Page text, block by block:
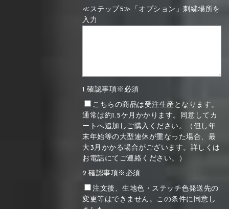
≪ステップ5≫「オプション」刺繍場所を
入力
1.確認事項※必須
こちらの商品は受注生産となります。
通常は約1.5ケ月かかります。同意してカ
ートへ追加しご購入ください。（但し年
末年始等の大型連休が重なった場合、最
大3月かかる場合がございます。詳しくは
お電話にてご連絡ください。）
2.確認事項※必須
注文後、生地色・ステッチ色発送先の
変更等はできません。この条件に同意し